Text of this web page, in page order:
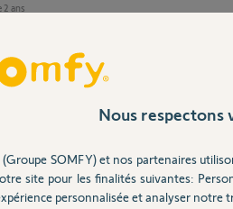
2 ans
n'est pas le même usage. Mon domicile a 2
celui qui n'a pas de platine ?
peu remplacer le second moniteur,
Nous respectons
(Groupe SOMFY) et nos partenaires
site pour les finalités suivantes:
personnalisée et analyser notre